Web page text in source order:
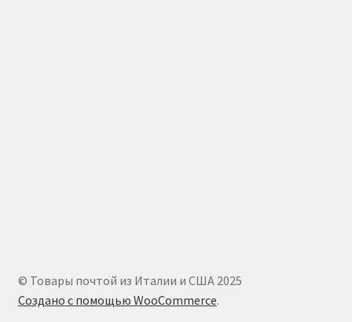
© Товары почтой из Италии и США 2025
Создано с помощью WooCommerce.